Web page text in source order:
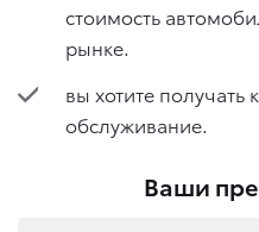
стоимость
рынке.
вы хотите получать
обслуживание.
Ваши